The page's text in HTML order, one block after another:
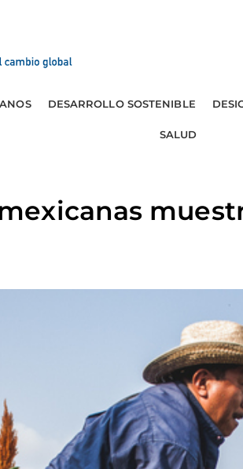
DESARROLLO SOSTENIBLE
SALUD